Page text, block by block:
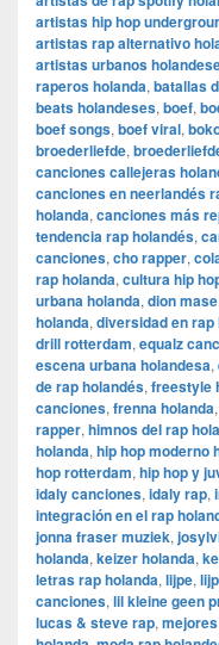
artistas hip hop
artistas rap alternativo
artistas urbanos
raperos holanda, batallas
beats holandeses, boef,
boef songs, boef viral,
broederliefde,
canciones callejeras
canciones en neerlandés
holanda, canciones más
tendencia rap holandés,
canciones, cho rapper,
rap holanda, cultura hip
urbana holanda, dion mase
holanda, diversidad en rap
drill rotterdam, equalz
escena urbana holandesa,
de rap holandés, freestyle
canciones, frenna holanda,
rapper, himnos del rap
holanda, hip hop moderno
hop rotterdam, hip hop y
idaly canciones, idaly rap,
integración en el rap
jonna fraser muziek,
holanda, keizer holanda,
letras rap holanda, lijpe,
canciones, lil kleine geen
lucas & steve rap,